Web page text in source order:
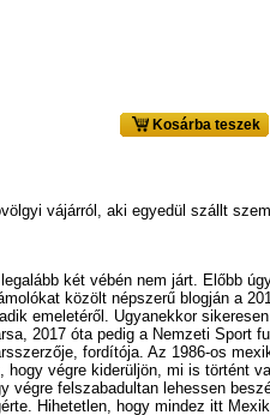
Kosárba teszek
vájárról, aki egyedül szállt
két vébén nem járt. Előbb
közölt népszerű blogján a
emeletéről. Ugyanekkor
2017 óta pedig a Nemzeti Sport
fordítója. Az 1986-os
hogy végre kiderüljön, mi is történt
végre felszabadultan lehessen
Hihetetlen, hogy mindez itt